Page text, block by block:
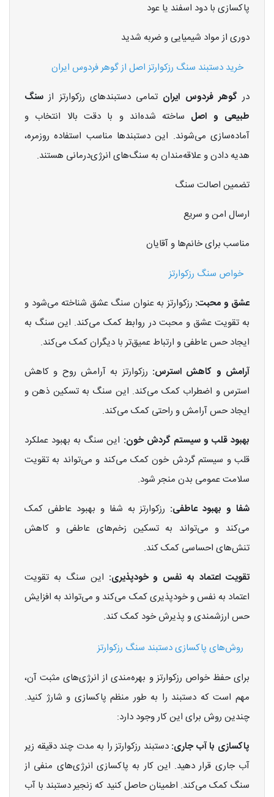
پاکسازی با دود اسفند یا عود
دوری از مواد شیمیایی و ضربه شدید
خرید دستبند سنگ رزکوارتز اصل از گوهر فردوس ایران
درگوهر فردوس ایران تمامی دستبندهای رزکوارتز از سنگ
طبیعی و اصل ساخته شده‌اند و با دقت بالا انتخاب و
آماده‌سازی می‌شوند. این دستبندها مناسب استفاده روزمره،
هدیه دادن و علاقه‌مندان به سنگ‌های انرژی‌درمانی هستند.
تضمین اصالت سنگ
ارسال امن و سریع
مناسب برای خانم‌ها و آقایان
خواص سنگ رزکوارتز
عشق و محبت: رزکوارتز به عنوان سنگ عشق شناخته می‌شود و
به تقویت عشق و محبت در روابط کمک می‌کند. این سنگ به
ایجاد حس عاطفی و ارتباط عمیق‌تر با دیگران کمک می‌کند.
آرامش و کاهش استرس: رزکوارتز به آرامش روح و کاهش
استرس و اضطراب کمک می‌کند. این سنگ به تسکین ذهن و
ایجاد حس آرامش و راحتی کمک می‌کند.
بهبود قلب و سیستم گردش خون: این سنگ به بهبود عملکرد
قلب و سیستم گردش خون کمک می‌کند و می‌تواند به تقویت
سلامت عمومی بدن منجر شود.
شفا و بهبود عاطفی: رزکوارتز به شفا و بهبود عاطفی کمک
می‌کند و می‌تواند به تسکین زخم‌های عاطفی و کاهش
تنش‌های احساسی کمک کند.
تقویت اعتماد به نفس و خودپذیری: این سنگ به تقویت
اعتماد به نفس و خودپذیری کمک می‌کند و می‌تواند به افزایش
حس ارزشمندی و پذیرش خود کمک کند.
روش‌های پاکسازی دستبند سنگ رزکوارتز
برای حفظ خواص رزکوارتز و بهره‌مندی از انرژی‌های مثبت آن،
مهم است که دستبند را به طور منظم پاکسازی و شارژ کنید.
چندین روش برای این کار وجود دارد:
پاکسازی با آب جاری: دستبند رزکوارتز را به مدت چند دقیقه زیر
آب جاری قرار دهید. این کار به پاکسازی انرژی‌های منفی از
سنگ کمک می‌کند. اطمینان حاصل کنید که زنجیر دستبند با آب